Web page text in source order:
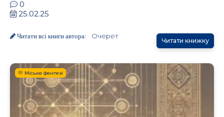
0
25.02.25
Читати всі книги автора: Очерет
Читати книжку
💛 Міське фентезі